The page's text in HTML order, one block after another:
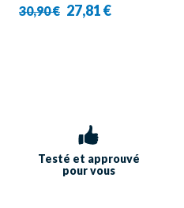
30,90 € 27,81 €
Testé et approuvé
pour vous